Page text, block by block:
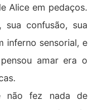
Alice em pedaços.
sua confusão, sua
inferno sensorial, e
amar era o
não fez nada de